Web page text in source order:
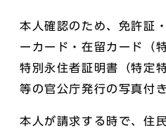
本人確認のため、免許証
ーカード・在留カード（
特別永住者証明書（特定
等の官公庁発行の写真付
本人が請求する時で、住